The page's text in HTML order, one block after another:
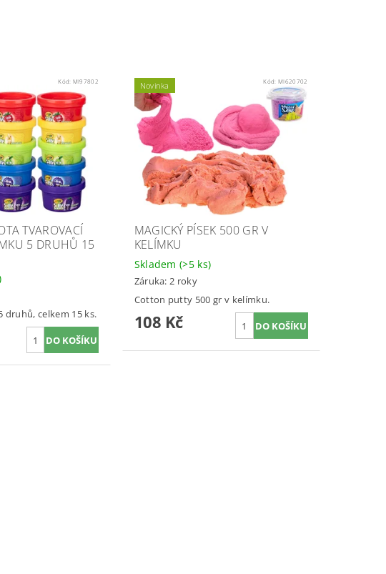
Kód: MI97802
TVAROVACÍ
5 DRUHŮ 15
druhů, celkem 15 ks.
Novinka Kód:MI620702
MAGICKÝ PÍSEK 500 GR V
KELÍMKU
Skladem(>5 ks)
Záruka: 2 roky
Cotton putty 500 gr v kelímku.
108 Kč